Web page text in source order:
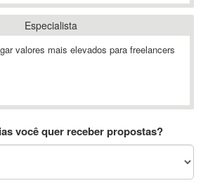
Especialista
valores mais elevados para freelancers
você quer receber propostas?